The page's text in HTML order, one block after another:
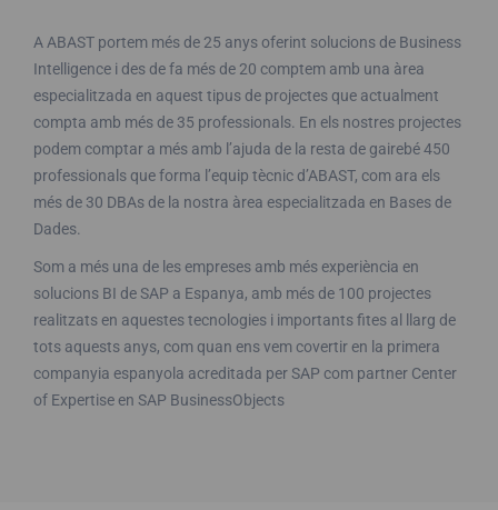
A ABAST portem més de 25 anys oferint solucions de Business
Intelligence i des de fa més de 20 comptem amb una àrea
especialitzada en aquest tipus de projectes que actualment
compta amb més de 35 professionals. En els nostres projectes
podem comptar a més amb l’ajuda de la resta de gairebé 450
professionals que forma l’equip tècnic d’ABAST, com ara els
més de 30 DBAs de la nostra àrea especialitzada en Bases de
Dades.
Som a més una de les empreses amb més experiència en
solucions BI de SAP a Espanya, amb més de 100 projectes
realitzats en aquestes tecnologies i importants fites al llarg de
tots aquests anys, com quan ens vem covertir en la primera
companyia espanyola acreditada per SAP com partner Center
of Expertise en SAP BusinessObjects